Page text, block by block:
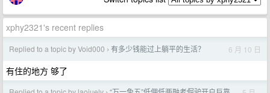
xphy2321's recent replies
Replied to a topic by Void000 › 有多少钱能过上躺平的生活？ 6 月 10 日
有住的地方 够了